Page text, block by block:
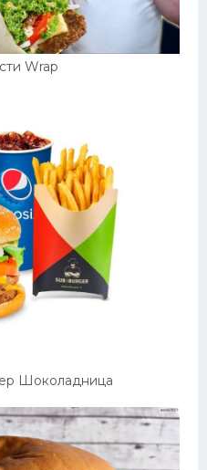
Wrap
Шоколадница